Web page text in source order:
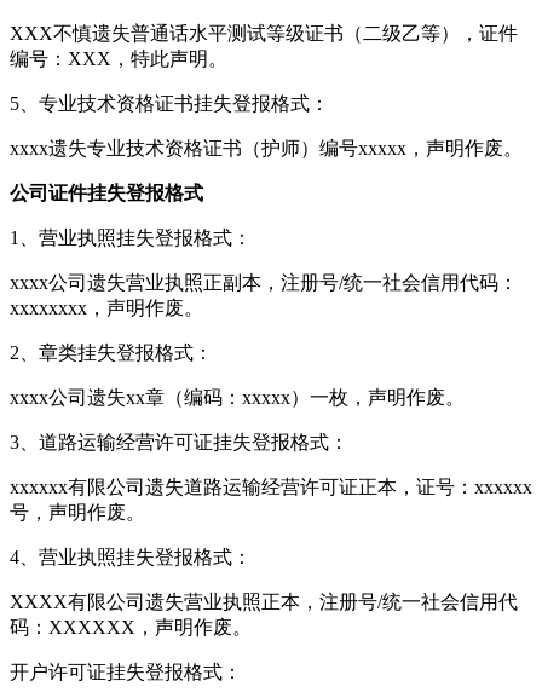
XXX不慎遗失普通话水平测试等级证书（二级乙等），证件
编号：XXX，特此声明。
5、专业技术资格证书挂失登报格式：
xxxx遗失专业技术资格证书（护师）编号xxxxx，声明作废。
公司证件挂失登报格式
1、营业执照挂失登报格式：
xxxx公司遗失营业执照正副本，注册号/统一社会信用代码：
xxxxxxxx，声明作废。
2、章类挂失登报格式：
xxxx公司遗失xx章（编码：xxxxx）一枚，声明作废。
3、道路运输经营许可证挂失登报格式：
xxxxxx有限公司遗失道路运输经营许可证正本，证号：xxxxxx
号，声明作废。
4、营业执照挂失登报格式：
XXXX有限公司遗失营业执照正本，注册号/统一社会信用代
码：XXXXXX，声明作废。
开户许可证挂失登报格式：